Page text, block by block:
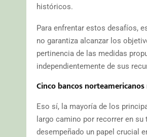
históricos.
Para enfrentar estos desafíos,
no garantiza alcanzar los
pertinencia de las medidas
independientemente de sus
Cinco bancos
Eso sí, la mayoría de los
largo camino por recorrer en
desempeñado un papel crucial